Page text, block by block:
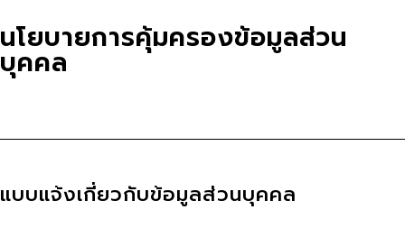
นโยบายการคุ้มครองข้อมูลส่วน
บุคคล
แบบแจ้งเกี่ยวกับข้อมูลส่วนบุคคล